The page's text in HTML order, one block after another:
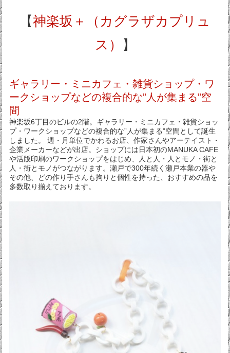
【神楽坂＋（カグラザカプリュ
ス）
】
ギャラリー・ミニカフェ・雑貨ショップ・ワ
ークショップなどの複合的な”人が集まる”空
間
神楽坂6丁目のビルの2階。ギャラリー・ミニカフェ・雑貨ショッ
プ・ワークショップなどの複合的な”人が集まる”空間として誕生
しました。 週・月単位でかわるお店、作家さんやアーテイスト・
企業メーカーなどが出店。ショップには日本初のMANUKA CAFE
や活版印刷のワークショップをはじめ、人と人・人とモノ・街と
人・街とモノがつながります。瀬戸で300年続く瀬戸本業の器や
その他、どの作り手さんも拘りと個性を持った、おすすめの品を
多数取り揃えております。